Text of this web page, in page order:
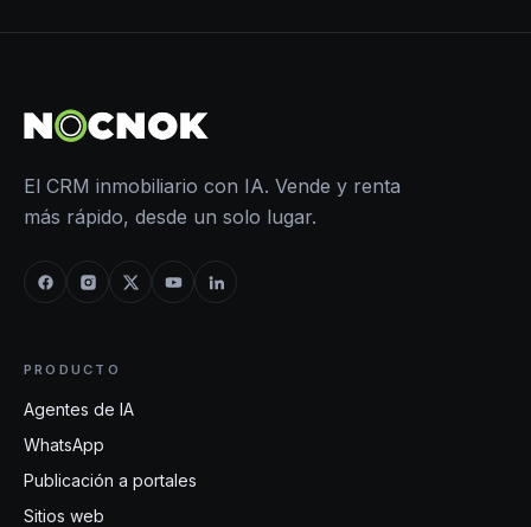
El CRM inmobiliario con IA. Vende y renta
más rápido, desde un solo lugar.
PRODUCTO
Agentes de IA
WhatsApp
Publicación a portales
Sitios web